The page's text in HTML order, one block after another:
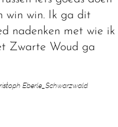
win win. Ik ga dit
nadenken met wie ik
Zwarte Woud ga
Eberle_Schwarzwald